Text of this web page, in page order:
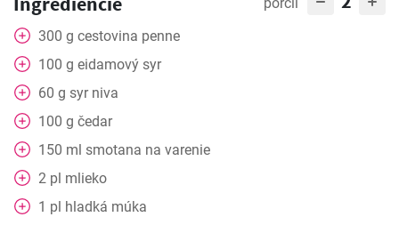
300 g cestovina penne
100 g eidamový syr
60 g syr niva
100 g čedar
150 ml smotana na varenie
2 pl mlieko
1 pl hladká múka